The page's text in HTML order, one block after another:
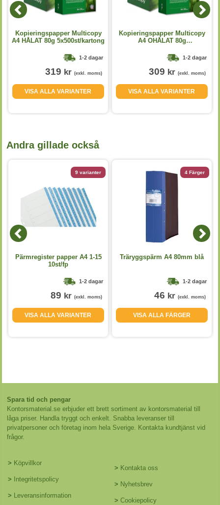
Kopieringspapper Multicopy
A4 HÅLAT 80g 5x500st/kartong
1-2 dagar
319 kr (exkl. moms)
VISA ALLA VARIANTER
Kopieringspapper Multicopy
A4 OHÅLAT 80g
1-2 dagar
309 kr (exkl. moms)
VISA ALLA VARIANTER
Andra gillade också
9 varianter
Pärmregister papper A4 1-15
10st/fp
1-2 dagar
89 kr (exkl. moms)
VISA ALLA VARIANTER
4 Färger
Träryggspärm A4 80mm blå
1-2 dagar
46 kr (exkl. moms)
VISA ALLA FÄRGER
Spara tid och pengar
Kontorsmaterial.se erbjuder ett brett sortiment av kontorsmaterial till
låga priser. Handla tryggt och enkelt. Snabba leveranser till
privatpersoner och företag inom hela Sverige. Kontakta kundtjänst vid
frågor.
> Köpvillkor
> Integritetspolicy
> Leveransinformation
> Kontakta oss
> Nyhetsbrev
> Cookiepolicy